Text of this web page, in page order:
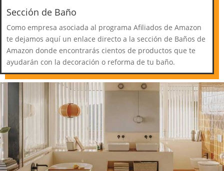
Sección de Baño
Como empresa asociada al programa Afiliados de Amazon
te dejamos aquí un enlace directo a la sección de Baños de
Amazon donde encontrarás cientos de productos que te
ayudarán con la decoración o reforma de tu baño.